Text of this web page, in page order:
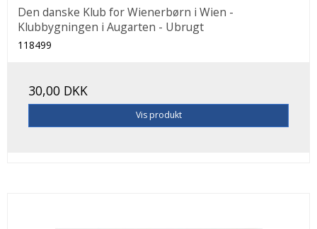
Den danske Klub for Wienerbørn i Wien -
Klubbygningen i Augarten - Ubrugt
118499
30,00 DKK
Vis produkt